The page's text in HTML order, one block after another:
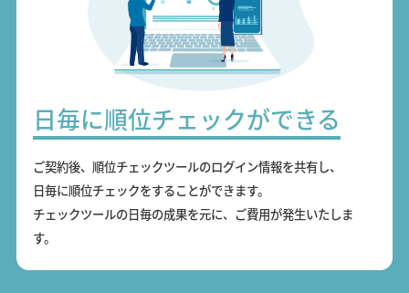
日毎に順位チェックができる
ご契約後、順位チェックツールのログイン情報を共有し、
日毎に順位チェックをすることができます。
チェックツールの日毎の成果を元に、ご費用が発生いたしま
す。